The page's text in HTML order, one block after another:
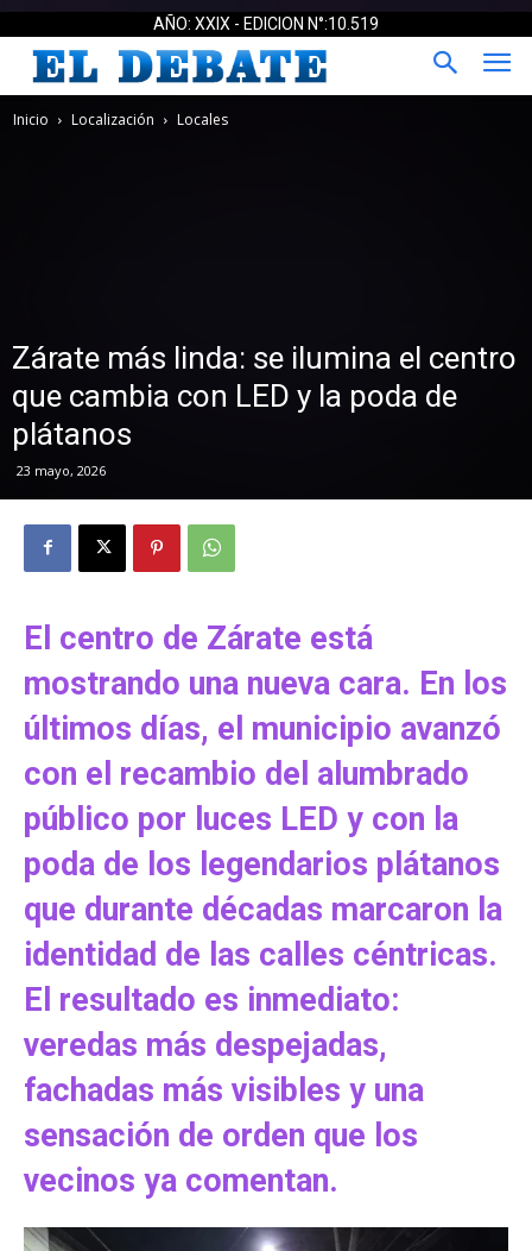
AÑO: XXIX - EDICION N°:10.519
Inicio Localización Locales
Zárate más linda: se ilumina el centro
que cambia con LED y la poda de
plátanos
23 mayo, 2026
El centro de Zárate está
mostrando una nueva cara. En los
últimos días, el municipio avanzó
con el recambio del alumbrado
público por luces LED y con la
poda de los legendarios plátanos
que durante décadas marcaron la
identidad de las calles céntricas.
El resultado es inmediato:
veredas más despejadas,
fachadas más visibles y una
sensación de orden que los
vecinos ya comentan.